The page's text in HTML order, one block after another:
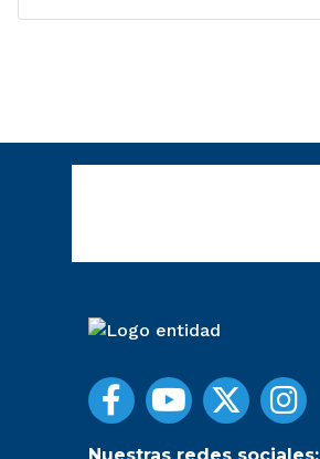
Nuestras redes sociales: